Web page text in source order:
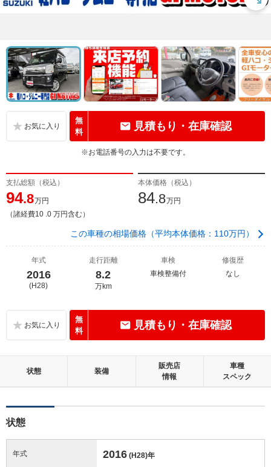
無
料
見積もり・在庫確認
※お電話番号の入力は不要です。
支払総額（税込）
94.8万円
（諸経費10 .0 万円含む）
本体価格（税込）
84.8万円
この車種の相場価格（平均本体価格：110万円）
年式
2016
(H28)
走行距離
8.2
万km
車検
車検整備付
修復歴
なし
無
料
見積もり・在庫確認
状態 装備
販売店
情報
車種
スペック
状態
年式 2016 (H28)年